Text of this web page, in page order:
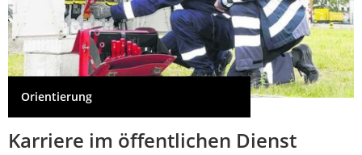
Orientierung
Karriere im öffentlichen Dienst